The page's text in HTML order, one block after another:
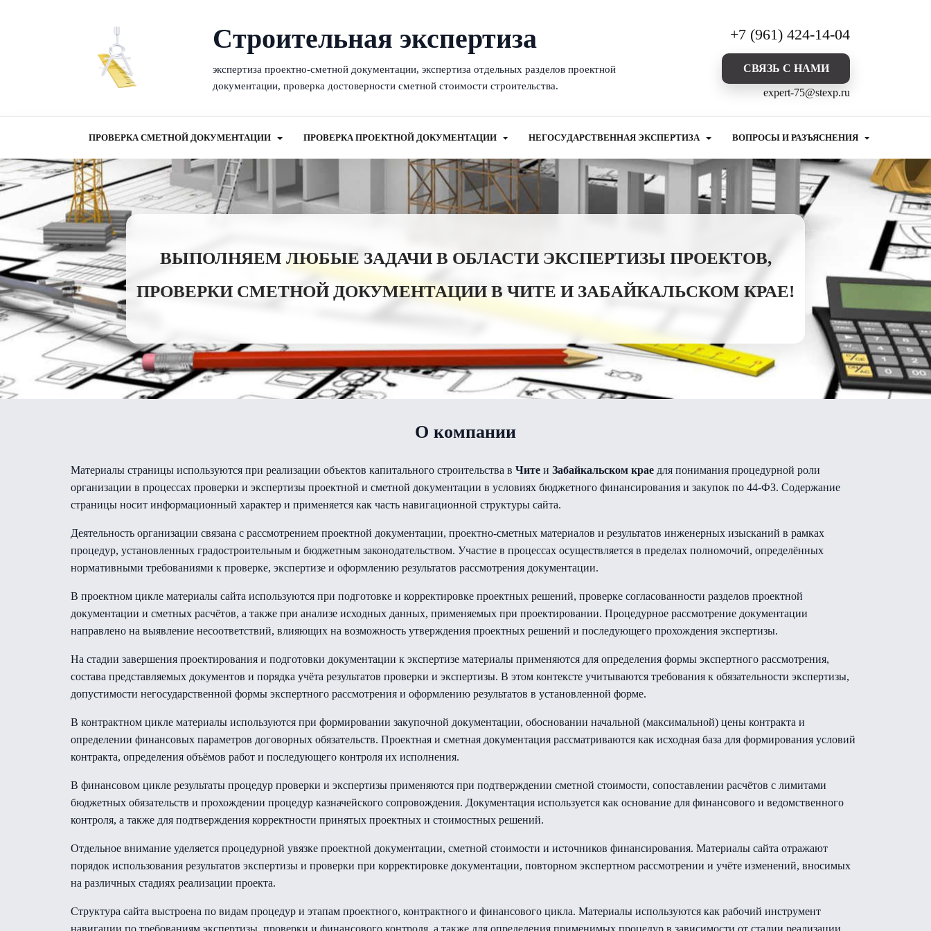
Cтроительная экспертиза
экспертиза проектно-сметной документации, экспертиза отдельных разделов проектной
документации, проверка достоверности сметной стоимости строительства.
+7 (961) 424-14-04
CВЯЗЬ С НАМИ
expert-75@stexp.ru
ПРОВЕРКА СМЕТНОЙ ДОКУМЕНТАЦИИ ПРОВЕРКА ПРОЕКТНОЙ ДОКУМЕНТАЦИИ НЕГОСУДАРСТВЕННАЯ ЭКСПЕРТИЗА ВОПРОСЫ И РАЗЪЯСНЕНИЯ
ВЫПОЛНЯЕМ ЛЮБЫЕ ЗАДАЧИ В ОБЛАСТИ ЭКСПЕРТИЗЫ ПРОЕКТОВ,
ПРОВЕРКИ СМЕТНОЙ ДОКУМЕНТАЦИИ В ЧИТЕ И ЗАБАЙКАЛЬСКОМ КРАЕ!
О компании
Материалы страницы используются при реализации объектов капитального строительства в Чите и Забайкальском крае для понимания процедурной роли
организации в процессах проверки и экспертизы проектной и сметной документации в условиях бюджетного финансирования и закупок по 44-ФЗ. Содержание
страницы носит информационный характер и применяется как часть навигационной структуры сайта.
Деятельность организации связана с рассмотрением проектной документации, проектно-сметных материалов и результатов инженерных изысканий в рамках
процедур, установленных градостроительным и бюджетным законодательством. Участие в процессах осуществляется в пределах полномочий, определённых
нормативными требованиями к проверке, экспертизе и оформлению результатов рассмотрения документации.
В проектном цикле материалы сайта используются при подготовке и корректировке проектных решений, проверке согласованности разделов проектной
документации и сметных расчётов, а также при анализе исходных данных, применяемых при проектировании. Процедурное рассмотрение документации
направлено на выявление несоответствий, влияющих на возможность утверждения проектных решений и последующего прохождения экспертизы.
На стадии завершения проектирования и подготовки документации к экспертизе материалы применяются для определения формы экспертного рассмотрения,
состава представляемых документов и порядка учёта результатов проверки и экспертизы. В этом контексте учитываются требования к обязательности экспертизы,
допустимости негосударственной формы экспертного рассмотрения и оформлению результатов в установленной форме.
В контрактном цикле материалы используются при формировании закупочной документации, обосновании начальной (максимальной) цены контракта и
определении финансовых параметров договорных обязательств. Проектная и сметная документация рассматриваются как исходная база для формирования условий
контракта, определения объёмов работ и последующего контроля их исполнения.
В финансовом цикле результаты процедур проверки и экспертизы применяются при подтверждении сметной стоимости, сопоставлении расчётов с лимитами
бюджетных обязательств и прохождении процедур казначейского сопровождения. Документация используется как основание для финансового и ведомственного
контроля, а также для подтверждения корректности принятых проектных и стоимостных решений.
Отдельное внимание уделяется процедурной увязке проектной документации, сметной стоимости и источников финансирования. Материалы сайта отражают
порядок использования результатов экспертизы и проверки при корректировке документации, повторном экспертном рассмотрении и учёте изменений, вносимых
на различных стадиях реализации проекта.
Структура сайта выстроена по видам процедур и этапам проектного, контрактного и финансового цикла. Материалы используются как рабочий инструмент
навигации по требованиям экспертизы, проверки и финансового контроля, а также для определения применимых процедур в зависимости от стадии реализации